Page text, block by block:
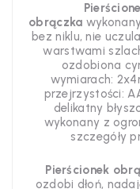
obrączka
bez niklu, nie
warstwami
ozdobiona
wymiarach:
przejrzystości:
delikatny
wykonany z
szczegóły
Pierścionek
ozdobi dłoń,